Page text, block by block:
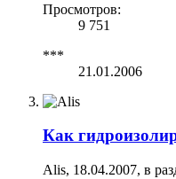
Просмотров:
9 751
***
21.01.2006
Как
Alis, 18.04.2007, в